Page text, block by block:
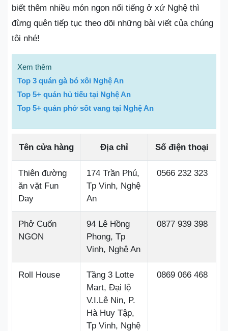
biết thêm nhiều món ngon nổi tiếng ở xứ Nghệ thì
đừng quên tiếp tục theo dõi những bài viết của chúng
tôi nhé!
Xem thêm
Top 3 quán gà bó xôi Nghệ An
Top 5+ quán hủ tiếu tại Nghệ An
Top 5+ quán phở sốt vang tại Nghệ An
Tên cửa hàng Địa chỉ Số điện thoại
Thiên đường
ăn vặt Fun
Day
174 Trần Phú,
Tp Vinh, Nghệ
An
0566 232 323
Phở Cuốn
NGON
94 Lê Hồng
Phong, Tp
Vinh, Nghệ An
0877 939 398
Roll House
Tầng 3 Lotte
Mart, Đại lộ
V.I.Lê Nin, P.
Hà Huy Tập,
Tp Vinh, Nghệ
0869 066 468